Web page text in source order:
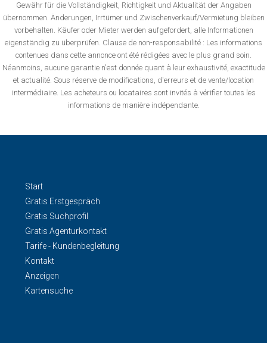
Gewähr für die Vollständigkeit, Richtigkeit und Aktualität der Angaben
übernommen. Änderungen, Irrtümer und Zwischenverkauf/Vermietung bleiben
vorbehalten. Käufer oder Mieter werden aufgefordert, alle Informationen
eigenständig zu überprüfen. Clause de non-responsabilité : Les informations
contenues dans cette annonce ont été rédigées avec le plus grand soin.
Néanmoins, aucune garantie n'est donnée quant à leur exhaustivité, exactitude
et actualité. Sous réserve de modifications, d'erreurs et de vente/location
intermédiaire. Les acheteurs ou locataires sont invités à vérifier toutes les
informations de manière indépendante.
Start
Gratis Erstgespräch
Gratis Suchprofil
Gratis Agenturkontakt
Tarife - Kundenbegleitung
Kontakt
Anzeigen
Kartensuche